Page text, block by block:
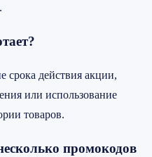
действия акции,
или использование
товаров.
промокодов